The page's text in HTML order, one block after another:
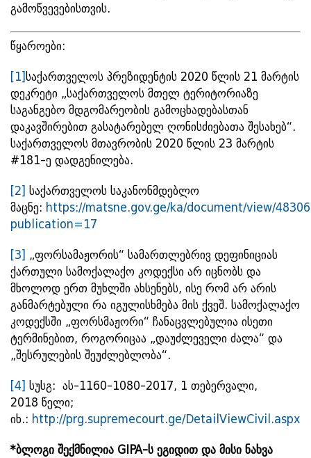
გამოწვევებისთვის.
წყაროები:
[1] საქართველოს პრეზიდენტის 2020 წლის 21 მარტის
დეკრეტი „საქართველოს მთელ ტერიტორიაზე
საგანგებო მდგომარეობის გამოცხადებასთან
დაკავშირებით გასატარებელ ღონისძიებათა შესახებ“.
საქართველოს მთავრობის 2020 წლის 23 მარტის
#181-ე დადგენილება.
[2]
საქართველოს საკანონმდებლო
მაცნე: https://matsne.gov.ge/ka/document/view/
publication=17
[3]
„ფორსამაჟორის“ სამართლებრივ დეფინიციას
ქართული სამოქალაქო კოდექსი არ იცნობს და
მხოლოდ ერთ მუხლში ახსენებს, ისე რომ არ არის
განმარტებული რა იგულისხმება მის ქვეშ. სამოქალაქო
კოდექსში „ფორსმაჟორი“ ჩანაცვლებულია ისეთი
ტერმინებით, როგორიცაა „დაუძლეველი ძალა“ და
„შესრულების შეუძლებლობა“.
[4] სუსგ: ას-1160-1080-2017, 1 თებერვალი,
2018 წელი;
იხ.: http://prg.supremecourt.ge/DetailViewCivil.aspx
*ბლოგი შექმნილია GIPA-ს ეგიდით და მისი ნახვა